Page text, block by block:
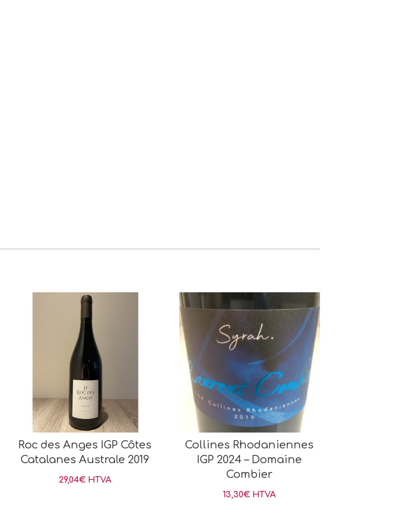
Roc des Anges IGP Côtes
Catalanes Australe 2019
29,04€ HTVA
Collines Rhodaniennes
IGP 2024 – Domaine
Combier
13,30€ HTVA